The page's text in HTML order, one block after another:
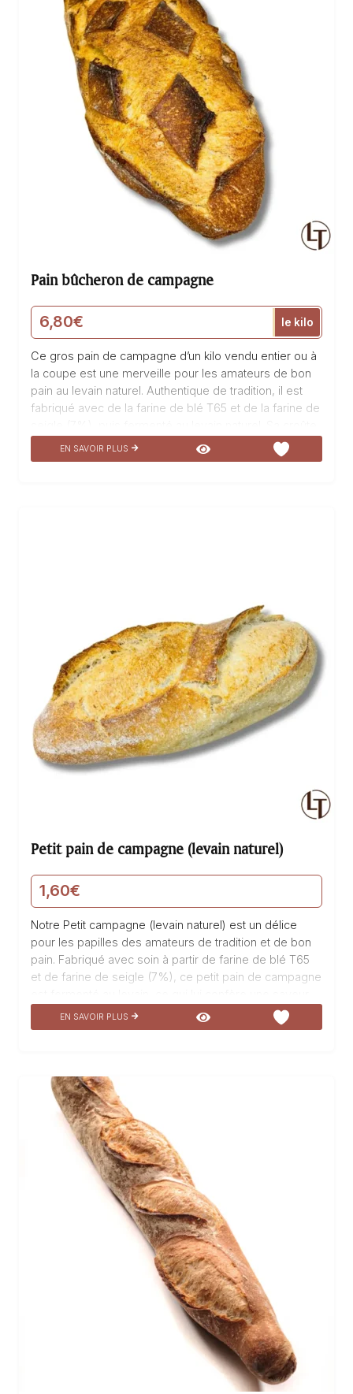
Pain bûcheron de campagne
6,80€ le kilo
Ce gros pain de campagne d’un kilo vendu entier ou à
la coupe est une merveille pour les amateurs de bon
pain au levain naturel. Authentique de tradition, il est
fabriqué avec de la farine de blé T65 et de la farine de
croustillante renferme une mie moelleuse et
légèrement acidulée, rappelant les saveurs d’antan. Sa
EN SAVOIR PLUS
Petit pain de campagne (levain naturel)
1,60€
Notre Petit campagne (levain naturel) est un délice
pour les papilles des amateurs de tradition et de bon
pain. Fabriqué avec soin à partir de farine de blé T65
et de farine de seigle (7%), ce petit pain de campagne
unique et une texture moelleuse. Son goût authentique
et sa croûte croustillante en font un incontournable
par son parfum irrésistible et sa douceur en bouche.
EN SAVOIR PLUS